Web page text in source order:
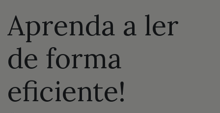
Aprenda a ler
de forma
eficiente!